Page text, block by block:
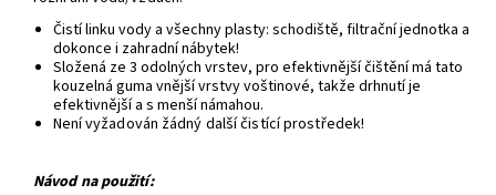
Čistí linku vody a všechny plasty: schodiště, filtrační jednotka a
dokonce i zahradní nábytek!
Složená ze 3 odolných vrstev, pro efektivnější čištění má tato
kouzelná guma vnější vrstvy voštinové, takže drhnutí je
efektivnější a s menší námahou.
Není vyžadován žádný další čistící prostředek!
Návod na použití: